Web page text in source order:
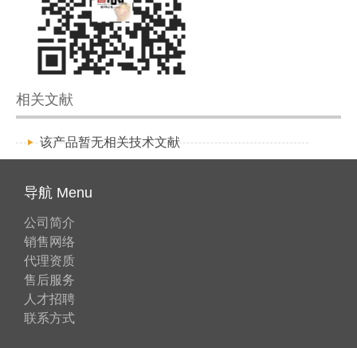
相关文献
该产品暂无相关技术文献
导航 Menu
公司简介
销售网络
代理资质
售后服务
人才招聘
联系方式